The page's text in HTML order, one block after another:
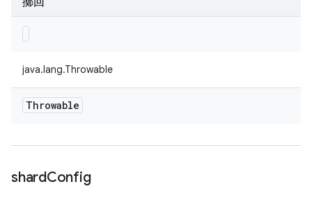
java.lang.Throwable
Throwable
shardConfig